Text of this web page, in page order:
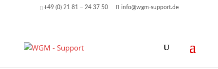
+49 (0) 21 81 – 24 37 50 info@wgm-support.de